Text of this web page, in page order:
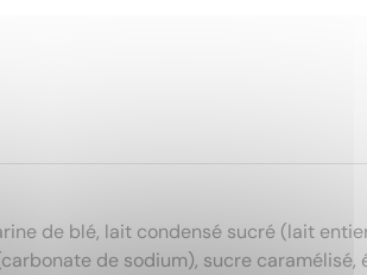
de blé, lait condensé sucré (lait
de sodium), sucre caramélisé,